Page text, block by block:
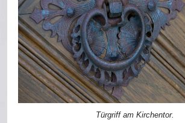
Türgriff am Kirchentor.